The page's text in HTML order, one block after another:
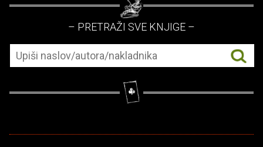
– PRETRAŽI SVE KNJIGE –